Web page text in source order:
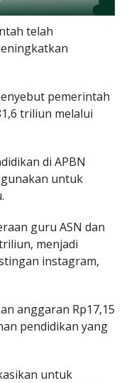
telah
pemerintah
triliun melalui
di APBN
untuk
guru ASN dan
menjadi
instagram,
anggaran Rp17,15
pendidikan yang
untuk